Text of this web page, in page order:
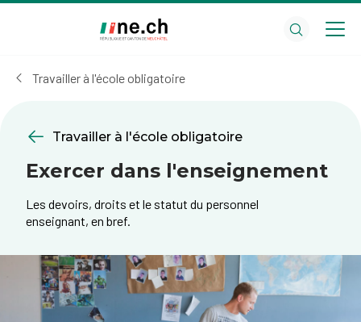
cookies
Travailler à l'école obligatoire
Travailler à l'école obligatoire
Exercer dans l'enseignement
Les devoirs, droits et le statut du personnel
enseignant, en bref.